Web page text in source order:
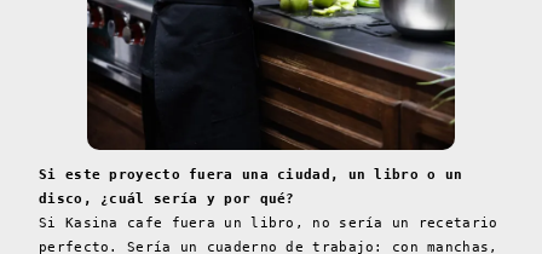
Si este proyecto fuera una ciudad, un libro o un
disco, ¿cuál sería y por qué?
Si Kasina cafe fuera un libro, no sería un recetario
perfecto. Sería un cuaderno de trabajo: con manchas,